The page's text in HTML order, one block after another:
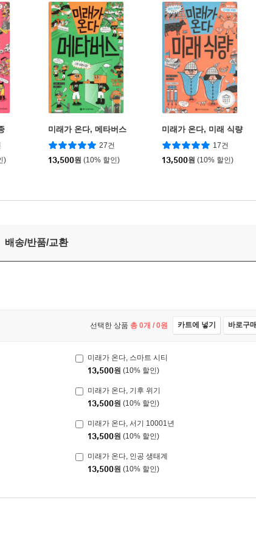
)
미래가 온다, 메타버스
27건
13,500원 (10% 할인)
미래가 온다, 미래 식량
17건
13,500원 (10% 할인)
배송/반품/교환
선택한 상품 총 0개 / 0원 카트에 넣기 바로구
미래가 온다, 스마트 시티
13,500원 (10% 할인)
미래가 온다, 기후 위기
13,500원 (10% 할인)
미래가 온다, 서기 10001년
13,500원 (10% 할인)
미래가 온다, 인공 생태계
13,500원 (10% 할인)